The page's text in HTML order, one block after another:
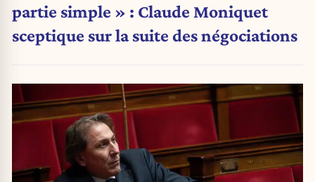
partie simple » : Claude Moniquet
sceptique sur la suite des négociations